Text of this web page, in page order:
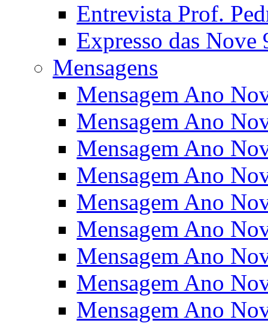
Entrevista Prof.
Expresso das Nove
Mensagens
Mensagem Ano
Mensagem Ano
Mensagem Ano
Mensagem Ano
Mensagem Ano
Mensagem Ano
Mensagem Ano
Mensagem Ano
Mensagem Ano